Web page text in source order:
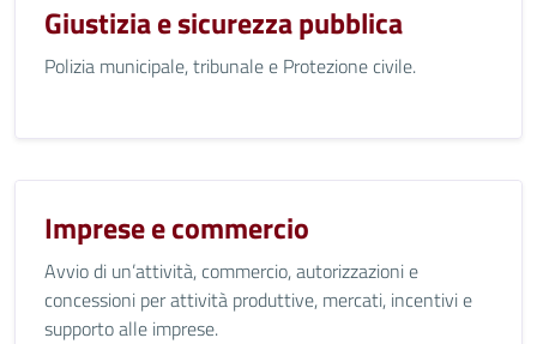
Giustizia e sicurezza pubblica
Polizia municipale, tribunale e Protezione civile.
Imprese e commercio
Avvio di un’attività, commercio, autorizzazioni e
concessioni per attività produttive, mercati, incentivi e
supporto alle imprese.